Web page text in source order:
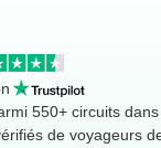
550+ circuits
de voyageurs